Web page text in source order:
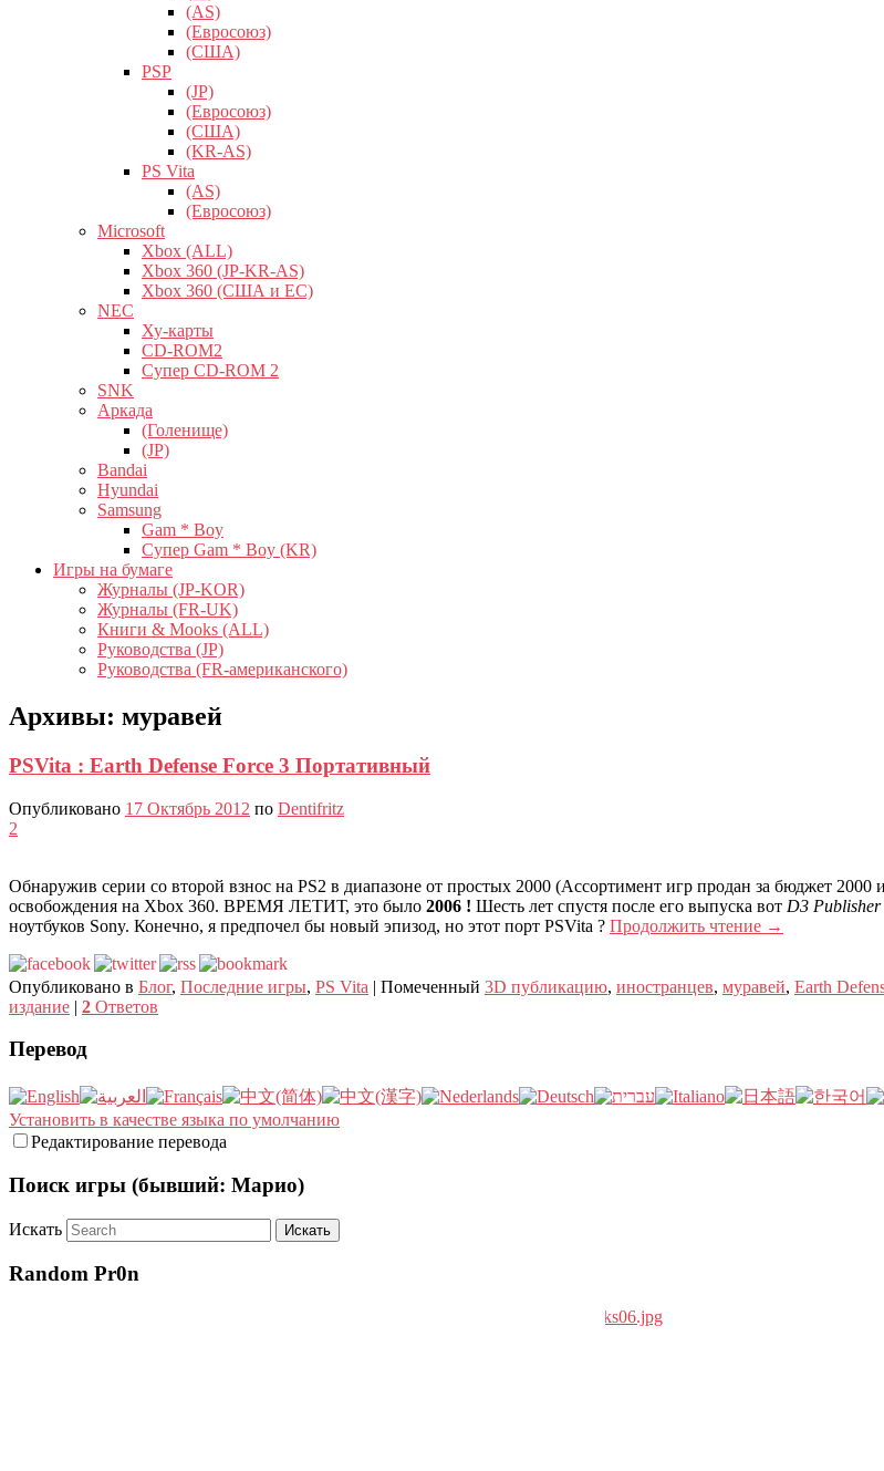
(AS)
(Евросоюз)
(США)
PSP
(JP)
(Евросоюз)
(США)
(KR-AS)
PS Vita
(AS)
(Евросоюз)
Microsoft
Xbox (ALL)
Xbox 360 (JP-KR-AS)
Xbox 360 (США и ЕС)
NEC
Ху-карты
CD-ROM2
Супер CD-ROM 2
SNK
Аркада
(Голенище)
(JP)
Bandai
Hyundai
Samsung
Gam * Boy
Супер Gam * Boy (KR)
Игры на бумаге
Журналы (JP-KOR)
Журналы (FR-UK)
Книги & Mooks (ALL)
Руководства (JP)
Руководства (FR-американского)
Архивы: муравей
PSVita : Earth Defense Force 3 Портативный
Опубликовано 17 Октябрь 2012 по Dentifritz
2
Обнаружив серии со второй взнос на PS2 в диапазоне от простых 2000 (Ассортимент игр продан за бюджет
освобождения на Xbox 360. ВРЕМЯ ЛЕТИТ, это было 2006 ! Шесть лет спустя после его выпуска вот D3 Publisher
ноутбуков Sony. Конечно, я предпочел бы новый эпизод, но этот порт PSVita ? Продолжить чтение →
Опубликовано в Блог, Последние игры, PS Vita | Помеченный 3D публикацию, иностранцев, муравей, Earth
издание | 2 Ответов
Перевод
Установить в качестве языка по умолчанию
Редактирование перевода
Поиск игры (бывший: Марио)
Искать
Random Pr0n